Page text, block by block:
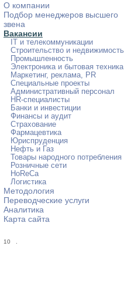
О компании
Подбор менеджеров высшего
звена
Вакансии
IT и телекоммуникации
Строительство и недвижимость
Промышленность
Электроника и бытовая техника
Маркетинг, реклама, PR
Специальные проекты
Административный персонал
HR-специалисты
Банки и инвестиции
Финансы и аудит
Страхование
Фармацевтика
Юриспруденция
Нефть и Газ
Товары народного потребления
Розничные сети
HoReCa
Логистика
Методология
Переводческие услуги
Аналитика
Карта сайта
10